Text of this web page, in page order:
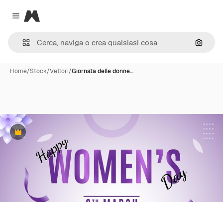
Close menu
Magnific
Cerca
Home/Stock/Vettori/Giornata delle donne…
Premium